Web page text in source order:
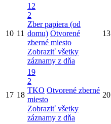
10 11
12
2
Zber papiera (od
domu) Otvorené
zberné miesto
Zobraziť všetky
záznamy z dňa
13
17 18
19
2
TKO Otvorené zberné
miesto
Zobraziť všetky
záznamy z dňa
20